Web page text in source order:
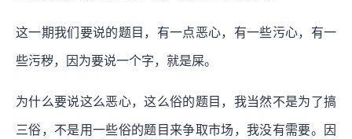
这一期我们要说的题目，有一点恶心，有一些污心，有一
些污秽，因为要说一个字，就是屎。
为什么要说这么恶心，这么俗的题目，我当然不是为了搞
三俗，不是用一些俗的题目来争取市场，我没有需要。因